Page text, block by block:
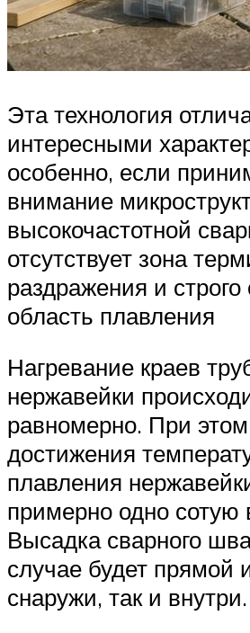
Эта технология
интересными
особенно, если
внимание
высокочастотной
отсутствует зона
раздражения и строго
область плавления
Нагревание краев
нержавейки
равномерно. При этом
достижения
плавления
примерно одно сотую
Высадка сварного
случае будет прямой
снаружи, так и внутри.